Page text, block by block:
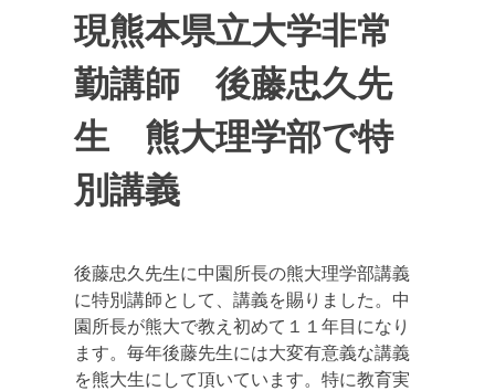
現熊本県立大学非常
勤講師 後藤忠久先
生 熊大理学部で特
別講義
後藤忠久先生に中園所長の熊大理学部講義
に特別講師として、講義を賜りました。中
園所長が熊大で教え初めて１１年目になり
ます。毎年後藤先生には大変有意義な講義
を熊大生にして頂いています。特に教育実